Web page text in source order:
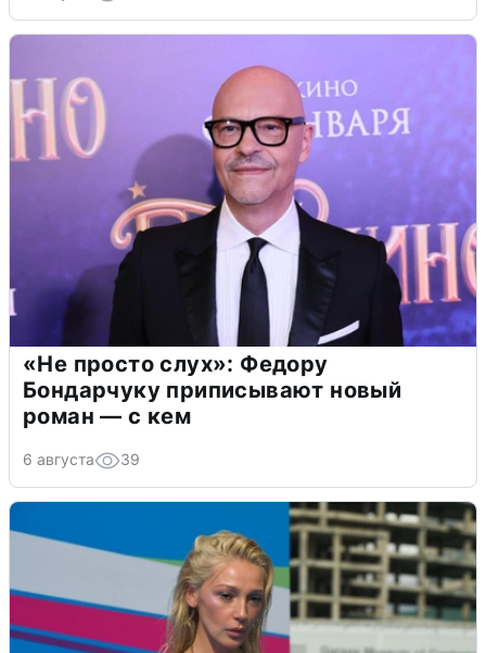
«Не просто слух»: Федору
Бондарчуку приписывают новый
роман — с кем
6 августа 39